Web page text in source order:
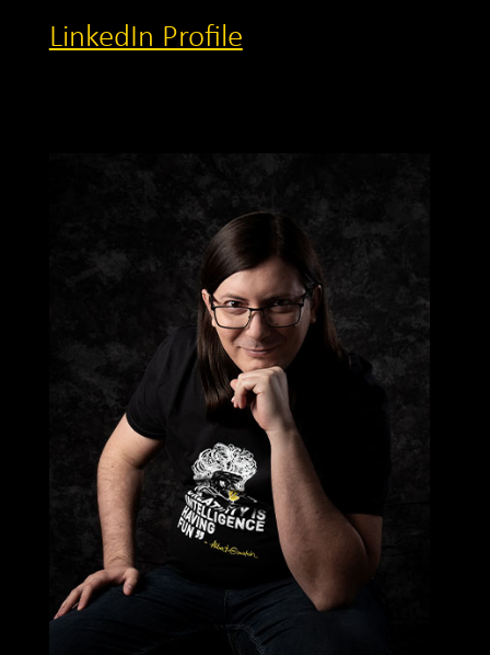
LinkedIn Profile